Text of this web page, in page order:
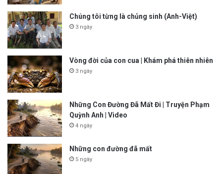
Chúng tôi từng là chủng sinh (Anh-Việt)
3 ngày
Vòng đời của con cua | Khám phá thiên nhiên
3 ngày
Những Con Đường Đã Mất Đi | Truyện Phạm
Quỳnh Anh | Video
4 ngày
Những con đường đã mất
5 ngày